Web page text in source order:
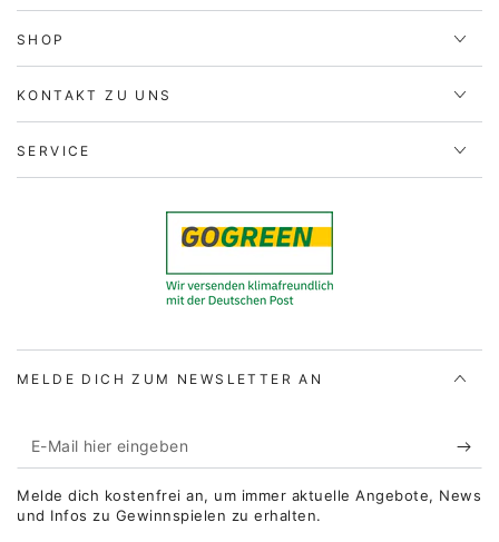
SHOP
KONTAKT ZU UNS
SERVICE
MELDE DICH ZUM NEWSLETTER AN
E-
Mail
hier
Melde dich kostenfrei an, um immer aktuelle Angebote, News
und Infos zu Gewinnspielen zu erhalten.